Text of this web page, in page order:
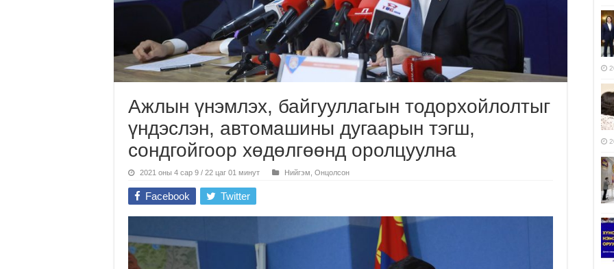
Ажлын үнэмлэх, байгууллагын тодорхойлолтыг
үндэслэн, автомашины дугаарын тэгш,
сондгойгоор хөдөлгөөнд оролцуулна
2021 оны 4 сар 9 / 22 цаг 01 минут Нийгэм Онцолсон
Facebook Twitter